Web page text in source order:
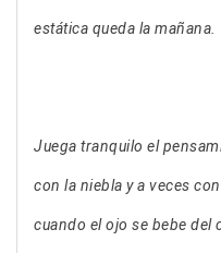
estática queda la mañana.
Juega tranquilo el
con la niebla y a veces
cuando el ojo se bebe del